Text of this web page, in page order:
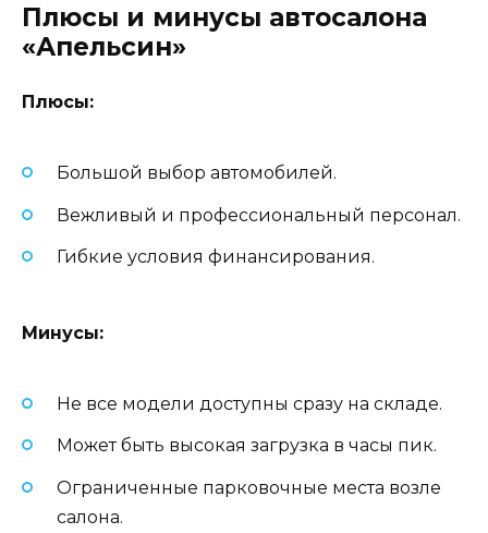
Плюсы и минусы автосалона
«Апельсин»
Плюсы:
Большой выбор автомобилей.
Вежливый и профессиональный персонал.
Гибкие условия финансирования.
Минусы:
Не все модели доступны сразу на складе.
Может быть высокая загрузка в часы пик.
Ограниченные парковочные места возле
салона.